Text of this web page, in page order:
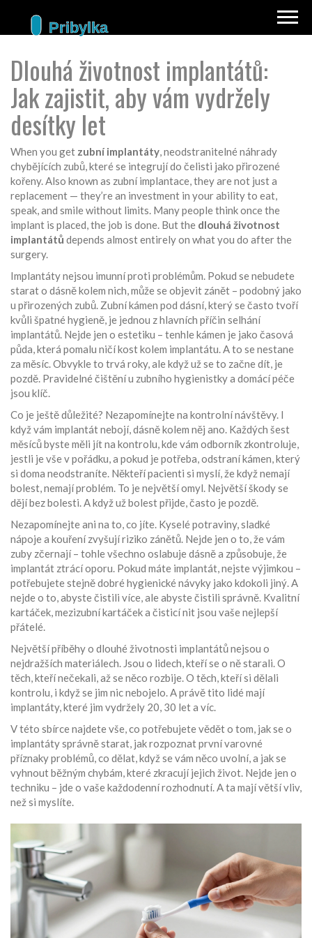
Dlouhá životnost implantátů:
Jak zajistit, aby vám vydržely
desítky let
When you get zubní implantáty,neodstranitelné náhrady
chybějících zubů, které se integrují do čelisti jako přirozené
kořeny. Also known as zubní implantace, they are not just a
replacement — they’re an investment in your ability to eat,
speak, and smile without limits. Many people think once the
implant is placed, the job is done. But the dlouhá životnost
implantátů depends almost entirely on what you do after the
surgery.
Implantáty nejsou imunní proti problémům. Pokud se nebudete
starat o dásně kolem nich, může se objevit zánět – podobný jako
u přirozených zubů. Zubní kámen pod dásní, který se často tvoří
kvůli špatné hygieně, je jednou z hlavních příčin selhání
implantátů. Nejde jen o estetiku – tenhle kámen je jako časová
půda, která pomalu ničí kost kolem implantátu. A to se nestane
za měsíc. Obvykle to trvá roky, ale když už se to začne dít, je
pozdě. Pravidelné čištění u zubního hygienistky a domácí péče
jsou klíč.
Co je ještě důležité? Nezapomínejte na kontrolní návštěvy. I
když vám implantát nebojí, dásně kolem něj ano. Každých šest
měsíců byste měli jít na kontrolu, kde vám odborník zkontroluje,
jestli je vše v pořádku, a pokud je potřeba, odstraní kámen, který
si doma neodstraníte. Někteří pacienti si myslí, že když nemají
bolest, nemají problém. To je největší omyl. Největší škody se
dějí bez bolesti. A když už bolest přijde, často je pozdě.
Nezapomínejte ani na to, co jíte. Kyselé potraviny, sladké
nápoje a kouření zvyšují riziko zánětů. Nejde jen o to, že vám
zuby zčernají – tohle všechno oslabuje dásně a způsobuje, že
implantát ztrácí oporu. Pokud máte implantát, nejste výjimkou –
potřebujete stejně dobré hygienické návyky jako kdokoli jiný. A
nejde o to, abyste čistili více, ale abyste čistili správně. Kvalitní
kartáček, mezizubní kartáček a čisticí nit jsou vaše nejlepší
přátelé.
Největší příběhy o dlouhé životnosti implantátů nejsou o
nejdražších materiálech. Jsou o lidech, kteří se o ně starali. O
těch, kteří nečekali, až se něco rozbije. O těch, kteří si dělali
kontrolu, i když se jim nic nebojelo. A právě tito lidé mají
implantáty, které jim vydržely 20, 30 let a víc.
V této sbírce najdete vše, co potřebujete vědět o tom, jak se o
implantáty správně starat, jak rozpoznat první varovné
příznaky problémů, co dělat, když se vám něco uvolní, a jak se
vyhnout běžným chybám, které zkracují jejich život. Nejde jen o
techniku – jde o vaše každodenní rozhodnutí. A ta mají větší vliv,
než si myslíte.